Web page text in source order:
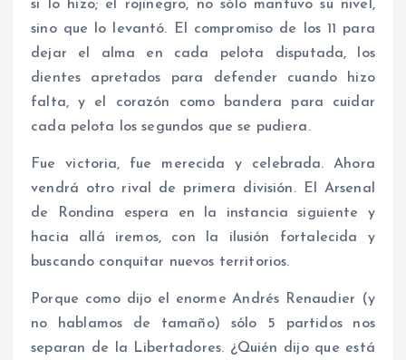
si lo hizo; el rojinegro, no sólo mantuvo su nivel,
sino que lo levantó. El compromiso de los 11 para
dejar el alma en cada pelota disputada, los
dientes apretados para defender cuando hizo
falta, y el corazón como bandera para cuidar
cada pelota los segundos que se pudiera.
Fue victoria, fue merecida y celebrada. Ahora
vendrá otro rival de primera división. El Arsenal
de Rondina espera en la instancia siguiente y
hacia allá iremos, con la ilusión fortalecida y
buscando conquitar nuevos territorios.
Porque como dijo el enorme Andrés Renaudier (y
no hablamos de tamaño) sólo 5 partidos nos
separan de la Libertadores. ¿Quién dijo que está